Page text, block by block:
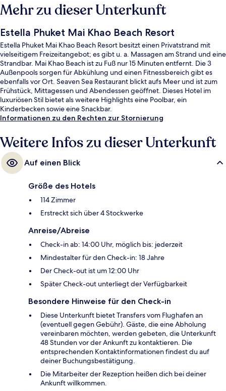
Mehr zu dieser Unterkunft
Estella Phuket Mai Khao Beach Resort
Estella Phuket Mai Khao Beach Resort besitzt einen Privatstrand mit
vielseitigem Freizeitangebot; es gibt u. a. Massagen am Strand und eine
Strandbar. Mai Khao Beach ist zu Fuß nur 15 Minuten entfernt. Die 3
Außenpools sorgen für Abkühlung und einen Fitnessbereich gibt es
ebenfalls vor Ort. Seaven Sea Restaurant blickt aufs Meer und ist zum
Frühstück, Mittagessen und Abendessen geöffnet. Dieses Hotel im
luxuriösen Stil bietet als weitere Highlights eine Poolbar, ein
Kinderbecken sowie eine Snackbar.
Informationen zu den Rechten zur Stornierung
Weitere Infos zu dieser Unterkunft
Auf einen Blick
Größe des Hotels
114 Zimmer
Erstreckt sich über 4 Stockwerke
Anreise/Abreise
Check-in ab: 14:00 Uhr, möglich bis: jederzeit
Mindestalter für den Check-in: 18 Jahre
Der Check-out ist um 12:00 Uhr
Später Check-out unterliegt der Verfügbarkeit
Besondere Hinweise für den Check-in
Diese Unterkunft bietet Transfers vom Flughafen an
(eventuell gegen Gebühr). Gäste, die eine Abholung
vereinbaren möchten, werden gebeten, die Unterkunft
48 Stunden vor der Ankunft zu kontaktieren. Die
entsprechenden Kontaktinformationen findest du auf
deiner Buchungsbestätigung.
Die Mitarbeiter der Rezeption heißen dich bei deiner
Ankunft willkommen.